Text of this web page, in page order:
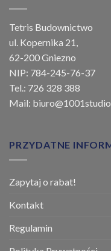
Tetris Budownictwo
ul. Kopernika 21,
62-200 Gniezno
NIP: 784-245-76-37
Tel.: 726 328 388
Mail:
PRZYDATNE
Zapytaj o rabat!
Kontakt
Regulamin